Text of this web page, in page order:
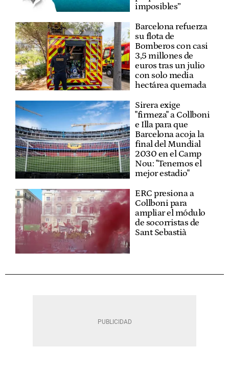
imposibles”
Barcelona refuerza
su flota de
Bomberos con casi
3,5 millones de
euros tras un julio
con solo media
hectárea quemada
Sirera exige
"firmeza" a Collboni
e Illa para que
Barcelona acoja la
final del Mundial
2030 en el Camp
Nou: "Tenemos el
mejor estadio"
ERC presiona a
Collboni para
ampliar el módulo
de socorristas de
Sant Sebastià